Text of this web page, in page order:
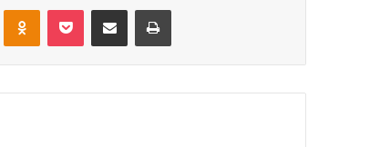
Odnoklassniki
Pocket Partager par email Imprimer